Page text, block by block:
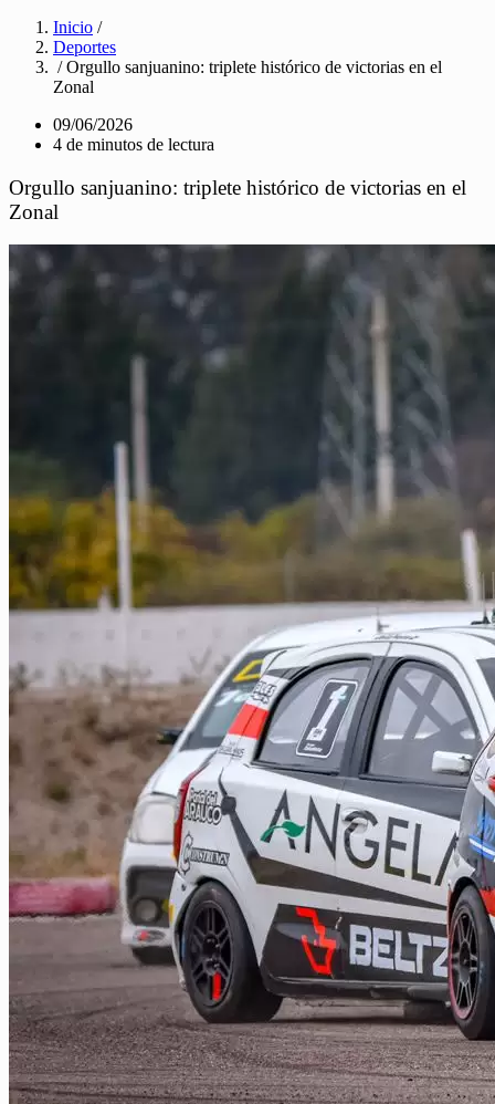
Inicio /
Deportes
/ Orgullo sanjuanino: triplete histórico de victorias en el
Zonal
09/06/2026
4 de minutos de lectura
Orgullo sanjuanino: triplete histórico de victorias en el
Zonal